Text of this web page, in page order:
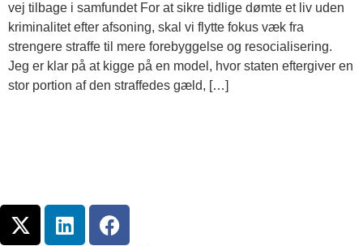
vej tilbage i samfundet For at sikre tidlige dømte et liv uden
kriminalitet efter afsoning, skal vi flytte fokus væk fra
strengere straffe til mere forebyggelse og resocialisering.
Jeg er klar på at kigge på en model, hvor staten eftergiver en
stor portion af den straffedes gæld, […]